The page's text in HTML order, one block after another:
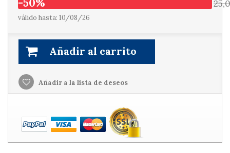
-50%
válido hasta: 10/08/26
Añadir al carrito
Añadir a la lista de deseos